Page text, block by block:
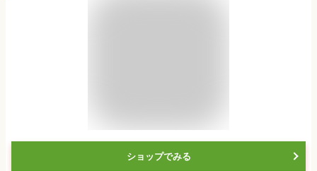
ショップでみる